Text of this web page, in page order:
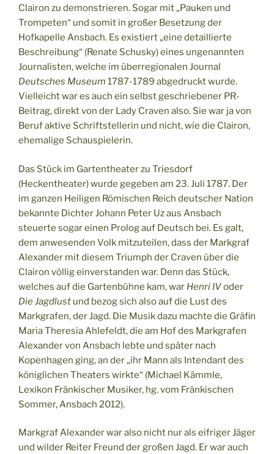
Clairon zu demonstrieren. Sogar mit „Pauken und
Trompeten“ und somit in großer Besetzung der
Hofkapelle Ansbach. Es existiert „eine detaillierte
Beschreibung“ (Renate Schusky) eines ungenannten
Journalisten, welche im überregionalen Journal
Deutsches Museum 1787-1789 abgedruckt wurde.
Vielleicht war es auch ein selbst geschriebener PR-
Beitrag, direkt von der Lady Craven also. Sie war ja von
Beruf aktive Schriftstellerin und nicht, wie die Clairon,
ehemalige Schauspielerin.
Das Stück im Gartentheater zu Triesdorf
(Heckentheater) wurde gegeben am 23. Juli 1787. Der
im ganzen Heiligen Römischen Reich deutscher Nation
bekannte Dichter Johann Peter Uz aus Ansbach
steuerte sogar einen Prolog auf Deutsch bei. Es galt,
dem anwesenden Volk mitzuteilen, dass der Markgraf
Alexander mit diesem Triumph der Craven über die
Clairon völlig einverstanden war. Denn das Stück,
welches auf die Gartenbühne kam, war Henri IVoder
Die Jagdlust und bezog sich also auf die Lust des
Markgrafen, der Jagd. Die Musik dazu machte die Gräfin
Maria Theresia Ahlefeldt, die am Hof des Markgrafen
Alexander von Ansbach lebte und später nach
Kopenhagen ging, an der „ihr Mann als Intendant des
königlichen Theaters wirkte“ (Michael Kämmle,
Lexikon Fränkischer Musiker, hg. vom Fränkischen
Sommer, Ansbach 2012).
Markgraf Alexander war also nicht nur als eifriger Jäger
und wilder Reiter Freund der großen Jagd. Er war auch